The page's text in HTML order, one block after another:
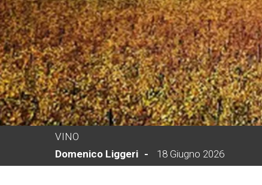
VINO
Domenico Liggeri
18 Giugno 2026